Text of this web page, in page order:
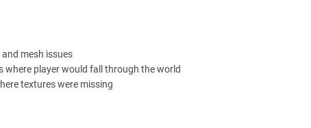
mesh issues
where player would fall through the world
textures were missing